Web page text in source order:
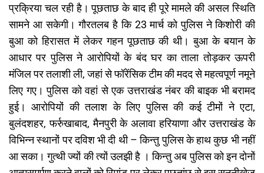
प्रक्रिया चल रही है। पूछताछ के बाद ही पूरे मामले की असल स्थिति
सामने आ सकेगी। गौरतलब है कि 23 मार्च को पुलिस ने किशोरी की
बुआ को हिरासत में लेकर गहन पूछताछ की थी। बुआ के बयान के
आधार पर पुलिस ने आरोपियों के बंद घर का ताला तोड़कर ऊपरी
मंजिल पर तलाशी ली, जहां से फॉरेंसिक टीम की मदद से महत्वपूर्ण नमूने
लिए गए। पुलिस को वहां से एक उत्तराखंड नंबर की बाइक भी बरामद
हुई। आरोपियों की तलाश के लिए पुलिस की कई टीमों ने एटा,
बुलंदशहर, फर्रुखाबाद, मैनपुरी के अलावा हरियाणा और उत्तराखंड के
विभिन्न स्थानों पर दविश भी दी थी – किन्तु पुलिस के हाथ कुछ भी नहीं
आ सका। गुत्थी ज्यों की त्यों उलझी है । किन्तु अब पुलिस को इन दोनों